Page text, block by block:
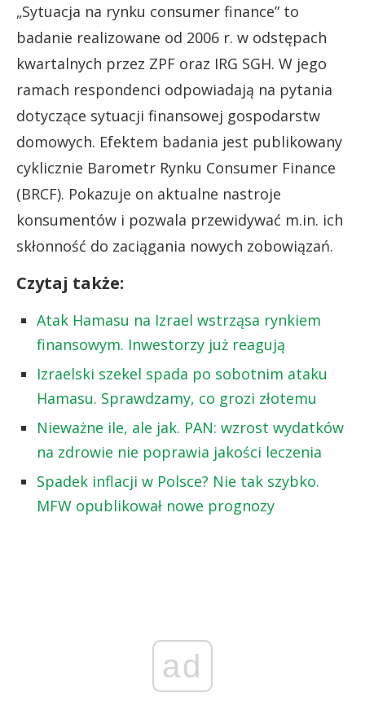
„Sytuacja na rynku consumer finance” to
badanie realizowane od 2006 r. w odstępach
kwartalnych przez ZPF oraz IRG SGH. W jego
ramach respondenci odpowiadają na pytania
dotyczące sytuacji finansowej gospodarstw
domowych. Efektem badania jest publikowany
cyklicznie Barometr Rynku Consumer Finance
(BRCF). Pokazuje on aktualne nastroje
konsumentów i pozwala przewidywać m.in. ich
skłonność do zaciągania nowych zobowiązań.
Czytaj także:
Atak Hamasu na Izrael wstrząsa rynkiem
finansowym. Inwestorzy już reagują
Izraelski szekel spada po sobotnim ataku
Hamasu. Sprawdzamy, co grozi złotemu
Nieważne ile, ale jak. PAN: wzrost wydatków
na zdrowie nie poprawia jakości leczenia
Spadek inflacji w Polsce? Nie tak szybko.
MFW opublikował nowe prognozy
ad